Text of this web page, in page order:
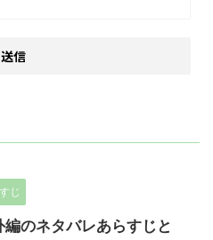
じ
編のネタバレあらすじと